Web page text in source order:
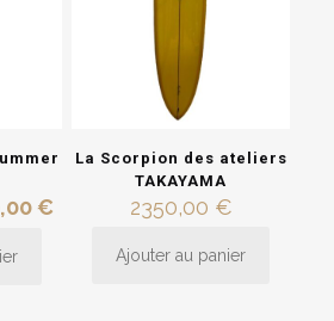
€
La Scorpion des ateliers
TAKAYAMA
2350,00 €
Ajouter au panier